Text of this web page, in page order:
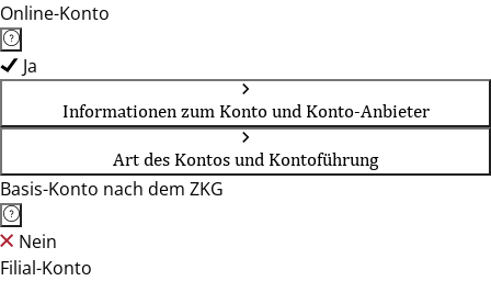
Online-Konto
Ja
Informationen zum Konto und Konto-Anbieter
Art des Kontos und Kontoführung
Basis-Konto nach dem ZKG
Nein
Filial-Konto